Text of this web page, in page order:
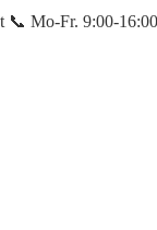
📞 Mo-Fr. 9:00-